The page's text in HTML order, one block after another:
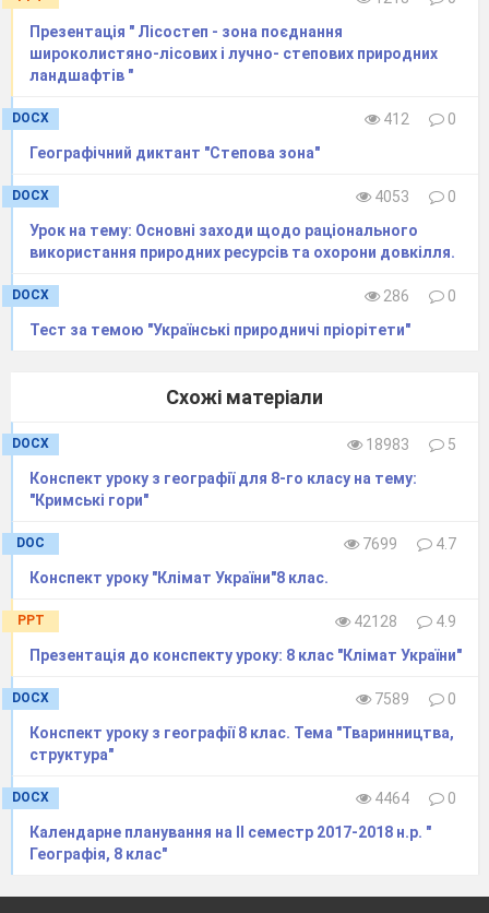
родючість грунтів.
Представниками тваринного світу мішаних
і широколистих лісів є:…… козуля, вовк,
птахів:тетерів, глухар, журавель, лелека.
В межах території України розрізняють такі
Найменшими і найпростішими ГТК:…. фація.
Озера зони мішаних і широколистих лісів
мають в основному походження:
….карстове.
Природні ландшафти: - ….це найменші за
географічної оболонки.
місцевості, урочища, фації.
В Україні найбільшу площу серед
мішаними і широколистих лісах є: …..дуб, бук,
граб.
Фізико-географічну провінцію, як частину
природної зони виділяють типами ознак, як:
рельєфу, а також віддаленість від океані, що
зумовлює континентальності клімату.
Крім повторення теоретичного матеріалу,
що стосується попереднього уроку. Для цього
1 учасник із команди підодить і витягує
Височини: Волинська, Придніпровська
Презентація " Лісостеп - зона поєднання
широколистяно-лісових і лучно- степових природних
ландшафтів "
DOCX 412
0
Географічний диктант "Степова зона"
DOCX 4053
0
Урок на тему: Основні заходи щодо раціонального
використання природних ресурсів та охорони довкілля.
DOCX 286
0
Тест за темою "Українські природничі пріорітети"
Схожі матеріали
DOCX 18983
5
Конспект уроку з географії для 8-го класу на тему:
"Кримські гори"
DOC 7699
4.7
Конспект уроку "Клімат України"8 клас.
PPT 42128
4.9
Презентація до конспекту уроку: 8 клас "Клімат України"
DOCX 7589
0
Конспект уроку з географії 8 клас. Тема "Тваринництва,
структура"
DOCX 4464
0
Календарне планування на ІІ семестр 2017-2018 н.р. "
Географія, 8 клас"